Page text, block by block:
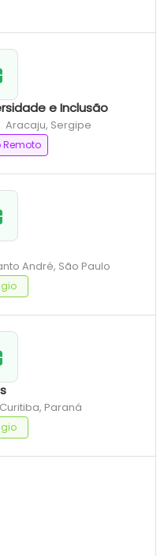
e Inclusão
Aracaju, Sergipe
André, São Paulo
Curitiba, Paraná